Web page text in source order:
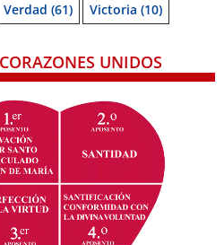
Verdad (61) Victoria (10)
UNIDOS